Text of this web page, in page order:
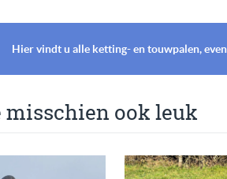
Hier vindt u alle ketting- en touwpalen,
ook leuk